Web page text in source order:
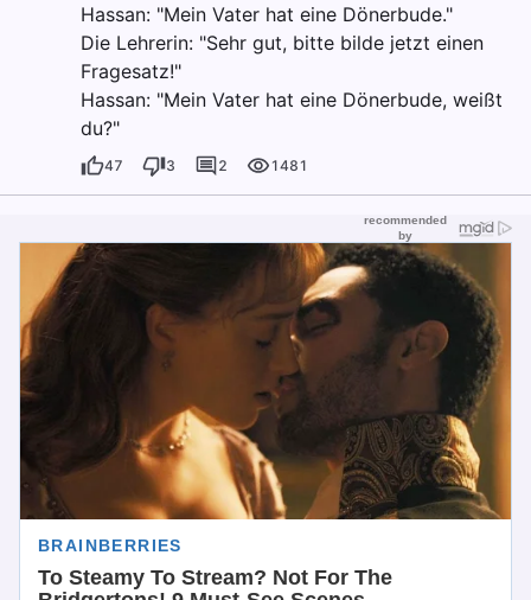
Hassan: "Mein Vater hat eine Dönerbude."
Die Lehrerin: "Sehr gut, bitte bilde jetzt einen
Fragesatz!"
Hassan: "Mein Vater hat eine Dönerbude, weißt
du?"
47 3 2 1481